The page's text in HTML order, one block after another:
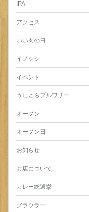
IPA
アクセス
いい肉の日
イノシシ
イベント
うしとらブルワリー
オープン
オープン日
お知らせ
お店について
カレー総選挙
グラウラー